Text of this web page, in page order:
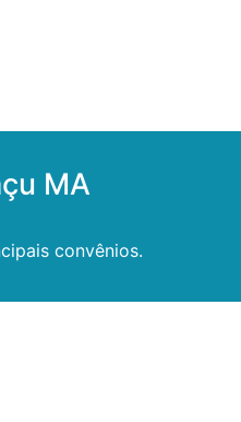
MA
convênios.